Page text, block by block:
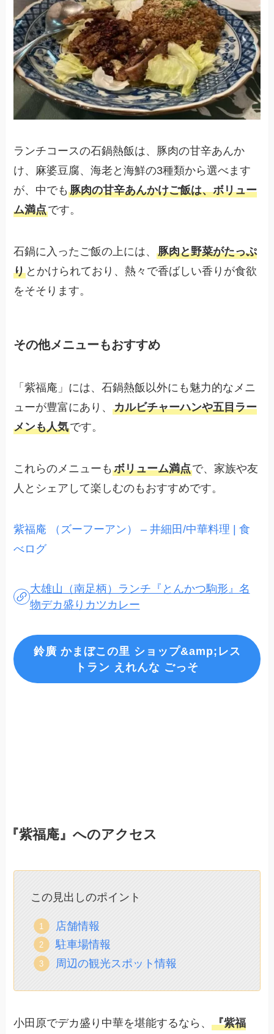
ランチコースの石鍋熱飯は、豚肉の甘辛あんか
け、麻婆豆腐、海老と海鮮の3種類から選べます
が、中でも豚肉の甘辛あんかけご飯は、ボリュー
ム満点です。
石鍋に入ったご飯の上には、豚肉と野菜がたっぷ
り とかけられており、熱々で香ばしい香りが食欲
をそそります。
その他メニューもおすすめ
「紫福庵」には、石鍋熱飯以外にも魅力的なメニ
ューが豊富にあり、カルビチャーハンや五目ラー
メンも人気です。
これらのメニューもボリューム満点で、家族や友
人とシェアして楽しむのもおすすめです。
紫福庵 （ズーフーアン） – 井細田/中華料理 | 食
べログ
大雄山（南足柄）ランチ『とんかつ駒形』名
物デカ盛りカツカレー
鈴廣 かまぼこの里 ショップ&amp;レス
トラン えれんな ごっそ
『紫福庵』へのアクセス
この見出しのポイント
店舗情報
駐車場情報
周辺の観光スポット情報
小田原でデカ盛り中華を堪能するなら、『紫福